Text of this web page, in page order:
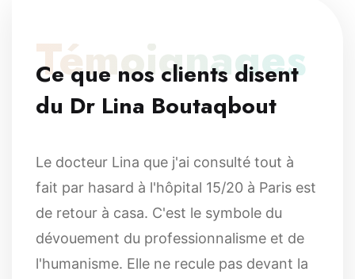
Témoignages
Ce que nos clients disent
du Dr Lina Boutaqbout
Le docteur Lina que j'ai consulté tout à
fait par hasard à l'hôpital 15/20 à Paris est
de retour à casa. C'est le symbole du
dévouement du professionnalisme et de
l'humanisme. Elle ne recule pas devant la